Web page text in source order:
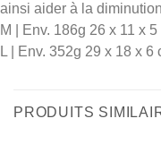
ainsi aider à la
M | Env. 186g 26 x 11 x 5
L | Env. 352g 29 x 18 x 6
PRODUITS